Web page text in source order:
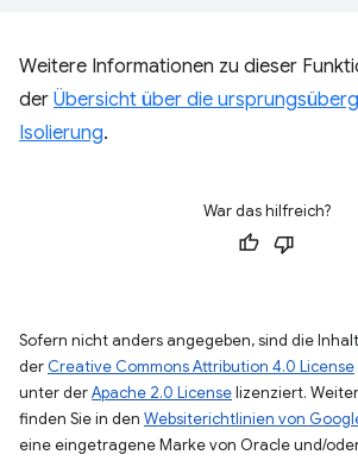
Weitere Informationen zu dieser
der Übersicht über die
Isolierung.
War das hilfreich?
Sofern nicht anders angegeben, sind die
der Creative Commons Attribution 4.0 License
unter derApache 2.0 Licenselizenziert.
finden Sie in den Websiterichtlinien von
eine eingetragene Marke von Oracle und/